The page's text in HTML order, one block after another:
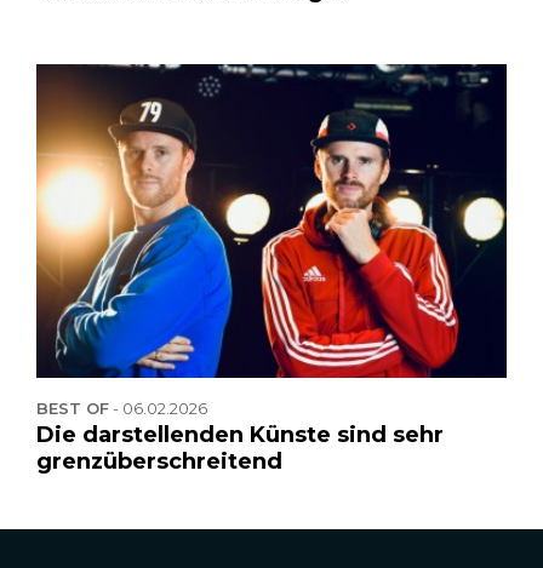
BEST OF- 06.02.2026
Die darstellenden Künste sind sehr
grenzüberschreitend